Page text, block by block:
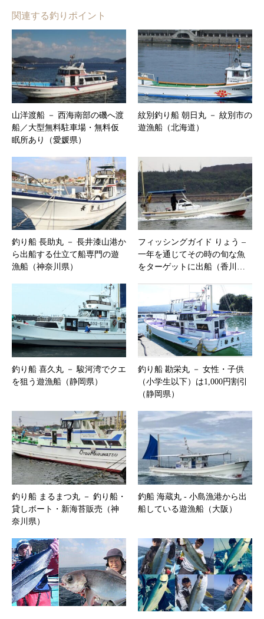
関連する釣りポイント
山洋渡船 － 西海南部の磯へ渡
船／大型無料駐車場・無料仮
眠所あり（愛媛県）
紋別釣り船 朝日丸 － 紋別市の
遊漁船（北海道）
釣り船 長助丸 － 長井漆山港か
ら出船する仕立て船専門の遊
漁船（神奈川県）
フィッシングガイド りょう –
一年を通じてその時の旬な魚
をターゲットに出船（香川…
釣り船 喜久丸 － 駿河湾でクエ
を狙う遊漁船（静岡県）
釣り船 勘栄丸 － 女性・子供
（小学生以下）は1,000円割引
（静岡県）
釣り船 まるまつ丸 － 釣り船・
貸しボート・新海苔販売（神
奈川県）
釣船 海蔵丸 ‐ 小島漁港から出
船している遊漁船（大阪）